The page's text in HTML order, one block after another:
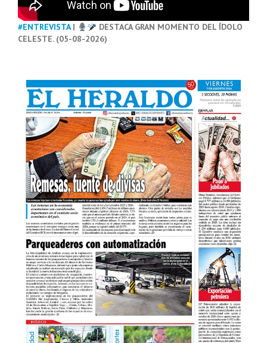
#ENTREVISTA|
DESTACA GRAN MOMENTO DEL ÍDOLO
CELESTE. (05-08-2026)